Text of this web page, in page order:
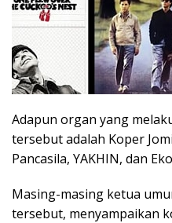
Adapun organ yang
tersebut adalah Koper
Pancasila, YAKHIN, dan
Masing-masing ketua
tersebut, menyampaikan